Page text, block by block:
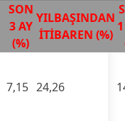
SON
3 AY
(%)
YILBAŞINDAN
İTİBAREN (%)
7,15 24,26